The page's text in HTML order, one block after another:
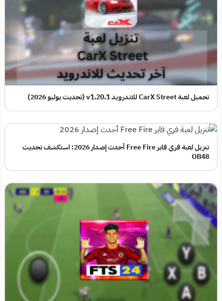
تحميل لعبة CarX Street للاندرويد v1.20.1 (تحديث يوليو 2026)
تنزيل لعبة فري فاير Free Fire أحدث إصدار 2026: استكشف تحديث
OB48